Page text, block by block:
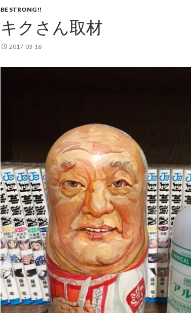
BE STRONG !!
キクさん取材
2017-03-16